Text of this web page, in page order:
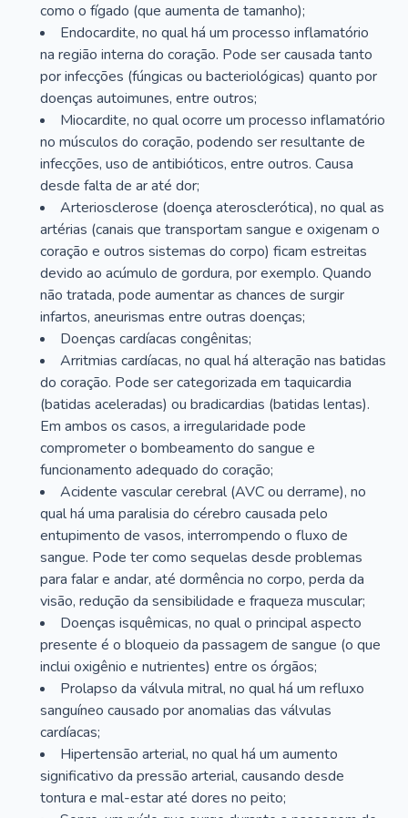
como o fígado (que aumenta de tamanho);
Endocardite, no qual há um processo inflamatório
na região interna do coração. Pode ser causada tanto
por infecções (fúngicas ou bacteriológicas) quanto por
doenças autoimunes, entre outros;
Miocardite, no qual ocorre um processo inflamatório
no músculos do coração, podendo ser resultante de
infecções, uso de antibióticos, entre outros. Causa
desde falta de ar até dor;
Arteriosclerose (doença aterosclerótica), no qual as
artérias (canais que transportam sangue e oxigenam o
coração e outros sistemas do corpo) ficam estreitas
devido ao acúmulo de gordura, por exemplo. Quando
não tratada, pode aumentar as chances de surgir
infartos, aneurismas entre outras doenças;
Doenças cardíacas congênitas;
Arritmias cardíacas, no qual há alteração nas batidas
do coração. Pode ser categorizada em taquicardia
(batidas aceleradas) ou bradicardias (batidas lentas).
Em ambos os casos, a irregularidade pode
comprometer o bombeamento do sangue e
funcionamento adequado do coração;
Acidente vascular cerebral (AVC ou derrame), no
qual há uma paralisia do cérebro causada pelo
entupimento de vasos, interrompendo o fluxo de
sangue. Pode ter como sequelas desde problemas
para falar e andar, até dormência no corpo, perda da
visão, redução da sensibilidade e fraqueza muscular;
Doenças isquêmicas, no qual o principal aspecto
presente é o bloqueio da passagem de sangue (o que
inclui oxigênio e nutrientes) entre os órgãos;
Prolapso da válvula mitral, no qual há um refluxo
sanguíneo causado por anomalias das válvulas
cardíacas;
Hipertensão arterial, no qual há um aumento
significativo da pressão arterial, causando desde
tontura e mal-estar até dores no peito;